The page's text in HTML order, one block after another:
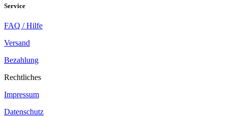
Service
FAQ / Hilfe
Versand
Bezahlung
Rechtliches
Impressum
Datenschutz